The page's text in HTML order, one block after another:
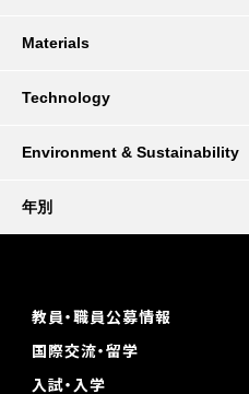
Materials
Technology
Environment & Sustainability
年別
教員・職員公募情報
国際交流・留学
入試・入学